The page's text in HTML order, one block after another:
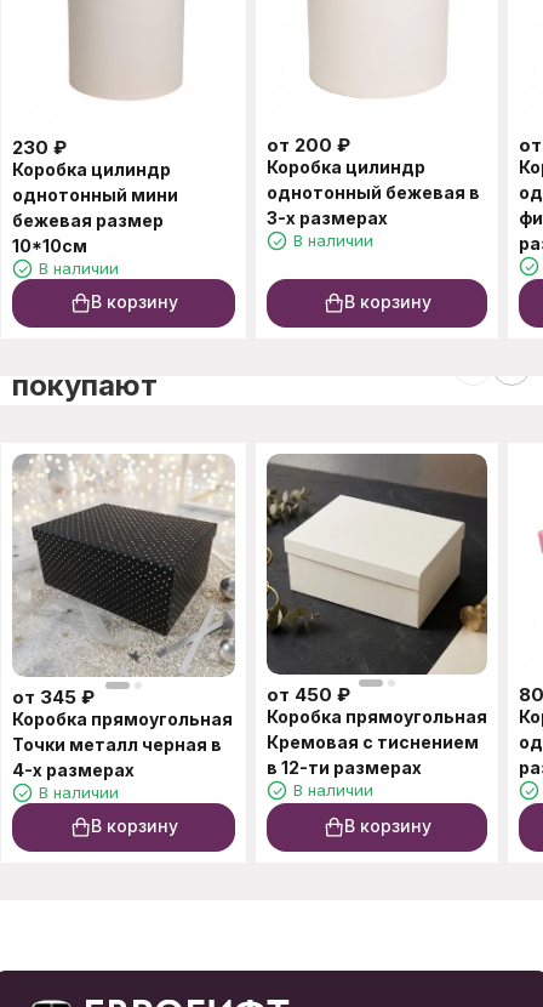
230 ₽
Коробка цилиндр
однотонный мини
бежевая размер
10*10см
В наличии
В корзину
от 200 ₽
Коробка цилиндр
однотонный бежевая в
3-х размерах
В наличии
В корзину
покупают
от 345 ₽
Коробка прямоугольная
Точки металл черная в
4-х размерах
В наличии
В корзину
от 450 ₽
Коробка прямоугольная
Кремовая с тиснением
в 12-ти размерах
В наличии
В корзину
80